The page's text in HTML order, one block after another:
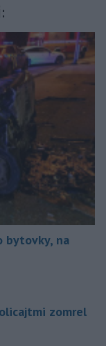
bytovky, na
zomrel